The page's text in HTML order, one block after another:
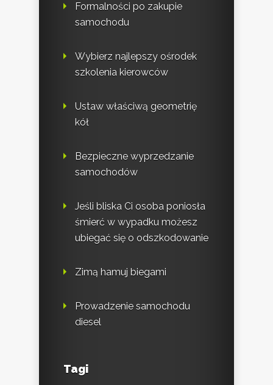
Formalności po zakupie
samochodu
Wybierz najlepszy ośrodek
szkolenia kierowców
Ustaw właściwą geometrię
kół
Bezpieczne wyprzedzanie
samochodów
Jeśli bliska Ci osoba poniosła
śmierć w wypadku możesz
ubiegać się o odszkodowanie
Zimą hamuj biegami
Prowadzenie samochodu
diesel
Tagi